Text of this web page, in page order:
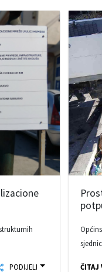
PODIJELI ČITAJ